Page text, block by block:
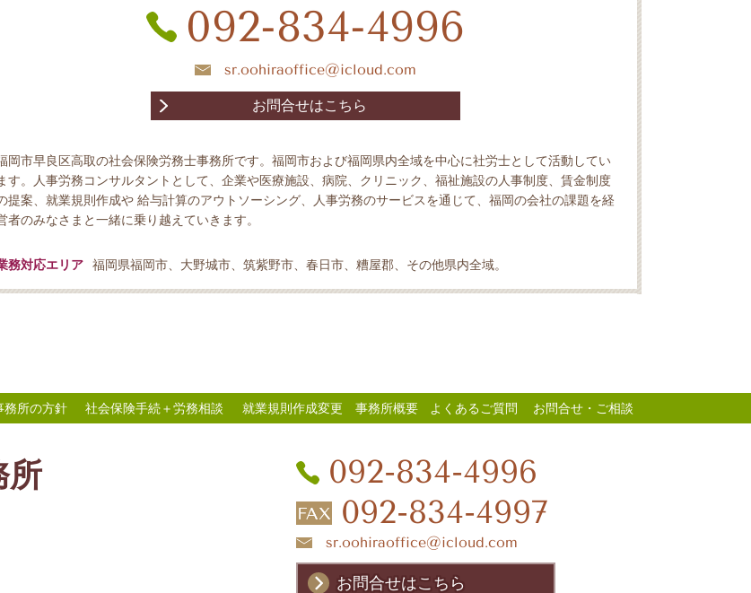
092-834-4996
sr.oohiraoffice@icloud.com
お問合せはこちら
岡市早良区高取の社会保険労務士事務所です。福岡市および福岡県内全域を中心に社労士として活動してい
す。人事労務コンサルタントとして、企業や医療施設、病院、クリニック、福祉施設の人事制度、賃金制度
提案、就業規則作成や 給与計算のアウトソーシング、人事労務のサービスを通じて、福岡の会社の課題を経
者のみなさまと一緒に乗り越えていきます。
務対応エリア 福岡県福岡市、大野城市、筑紫野市、春日市、糟屋郡、その他県内全域。
務所の方針 社会保険手続＋労務相談 就業規則作成変更 事務所概要 よくあるご質問 お問合せ・ご相談
所
092-834-4996
092-834-4997
sr.oohiraoffice@icloud.com
お問合せはこちら